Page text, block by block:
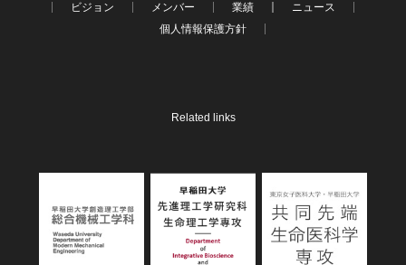
ビジョン メンバー 業績
ニュース
個人情報保護方針
Related links